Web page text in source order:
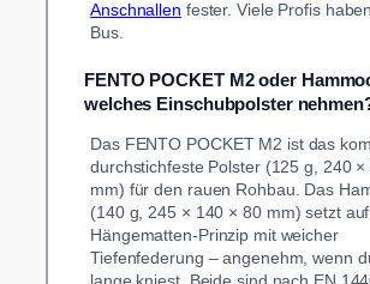
Anschnallen fester. Viele Profis
Bus.
FENTO POCKET M2 oder
welches Einschubpolster
Das FENTO POCKET M2 ist das
durchstichfeste Polster (125 g, 240 ×
mm) für den rauen Rohbau. Das
(140 g, 245 × 140 × 80 mm) setzt
Hängematten-Prinzip mit weicher
Tiefenfederung – angenehm, wenn